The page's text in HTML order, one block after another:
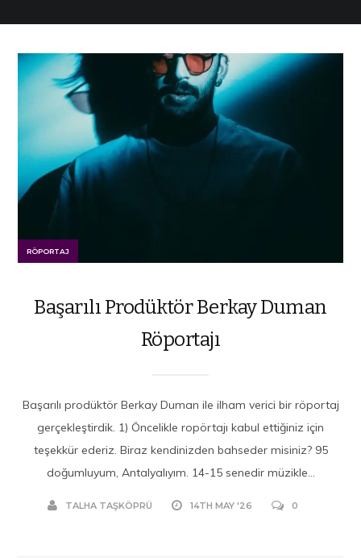
RÖPORTAJ
Başarılı Prodüktör Berkay Duman
Röportajı
Başarılı prodüktör Berkay Duman ile ilham verici bir röportaj
gerçekleştirdik. 1) Öncelikle ropörtajı kabul ettiğiniz için
teşekkür ederiz. Biraz kendinizden bahseder misiniz? 95
doğumluyum, Antalyalıyım. 14-15 senedir müzikle...
TALHA TAŞKÖPRÜ 14TH MAY '26 0